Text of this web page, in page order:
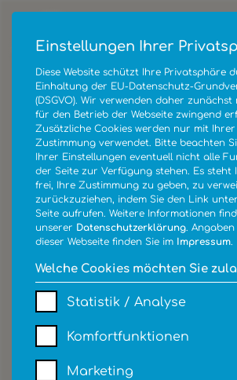
ÜBER UNS
Einstellungen Ihrer
Diese Website schützt Ihre Privatsphäre
Einhaltung der EU-Datenschutz-
(DSGVO). Wir verwenden daher zunächst
für den Betrieb der Webseite zwingend
Zusätzliche Cookies werden nur mit
Zustimmung verwendet. Bitte beachten
Ihrer Einstellungen eventuell nicht alle
der Seite zur Verfügung stehen. Es steht
frei, Ihre Zustimmung zu geben, zu
zurückzuziehen, indem Sie den Link
Seite aufrufen. Weitere Informationen
unserer Datenschutzerklärung.
dieser Webseite finden Sie im Impressum.
Welche Cookies möchten Sie
Statistik / Analyse
Komfortfunktionen
Marketing